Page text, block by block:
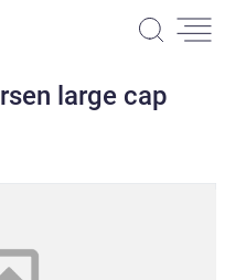
large cap